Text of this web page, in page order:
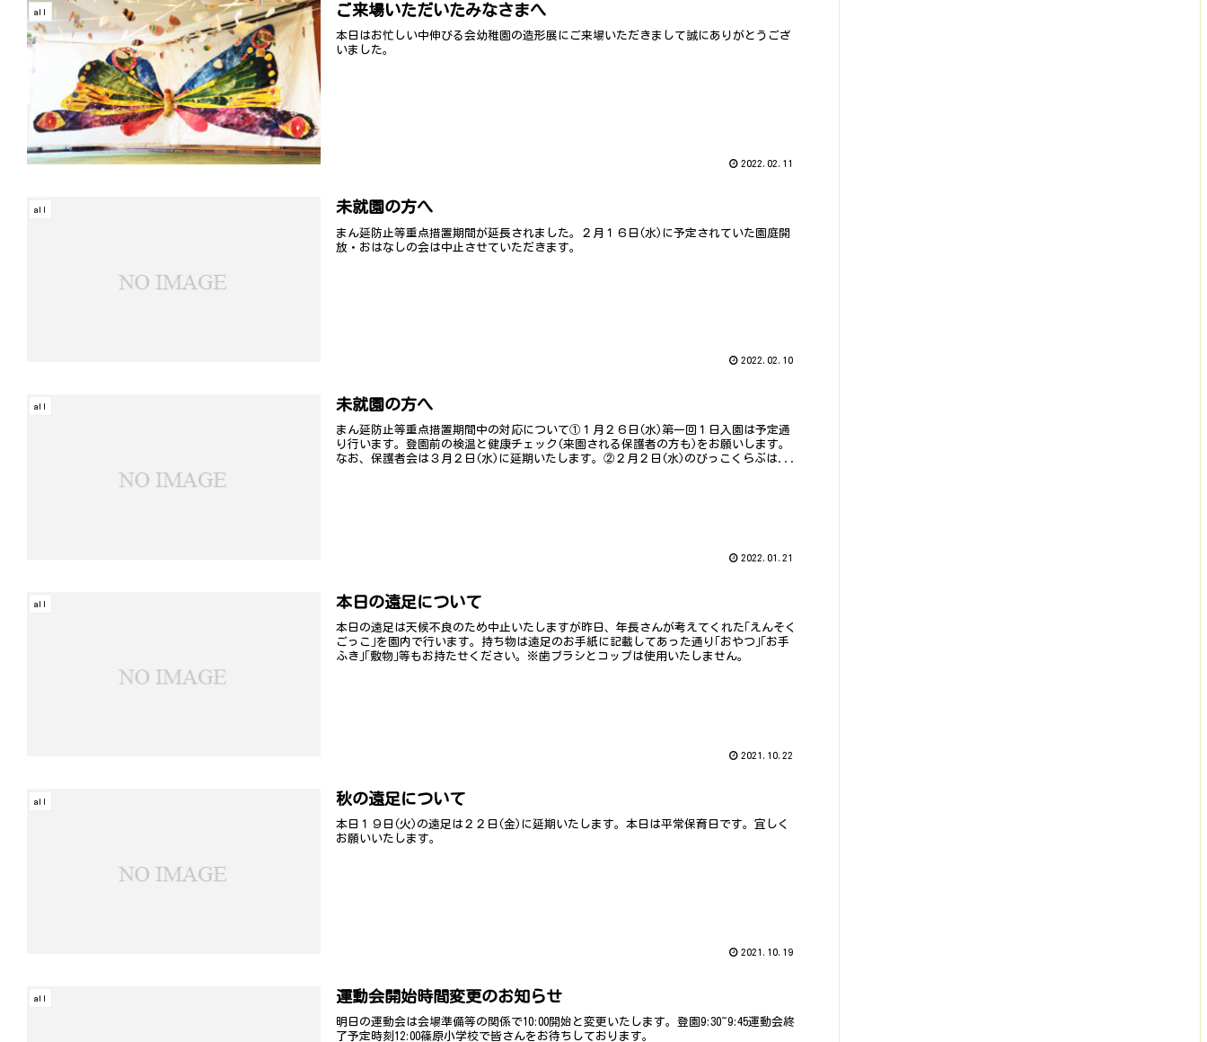
all ご来場いただいたみなさまへ
本日はお忙しい中伸びる会幼稚園の造形展にご来場いただきまして誠にありがとうござ
いました。
2022.02.11
all 未就園の方へ
まん延防止等重点措置期間が延長されました。２月１６日(水)に予定されていた園庭開
放・おはなしの会は中止させていただきます。
2022.02.10
all 未就園の方へ
まん延防止等重点措置期間中の対応について①１月２６日(水)第一回１日入園は予定通
り行います。登園前の検温と健康チェック(来園される保護者の方も)をお願いします。
なお、保護者会は３月２日(水)に延期いたします。②２月２日(水)のびっこくらぶは...
2022.01.21
all 本日の遠足について
本日の遠足は天候不良のため中止いたしますが昨日、年長さんが考えてくれた｢えんそく
ごっこ｣を園内で行います。持ち物は遠足のお手紙に記載してあった通り｢おやつ｣｢お手
ふき｣｢敷物｣等もお持たせください。※歯ブラシとコップは使用いたしません。
2021.10.22
all 秋の遠足について
本日１９日(火)の遠足は２２日(金)に延期いたします。本日は平常保育日です。宜しく
お願いいたします。
2021.10.19
all 運動会開始時間変更のお知らせ
明日の運動会は会場準備等の関係で10:00開始と変更いたします。登園9:30~9:45運動会終
了予定時刻12:00篠原小学校で皆さんをお待ちしております。